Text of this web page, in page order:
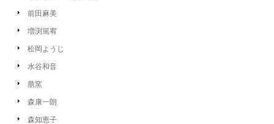
前田麻美
増渕篤宥
松岡ようじ
水谷和音
萠窯
森康一朗
森知恵子